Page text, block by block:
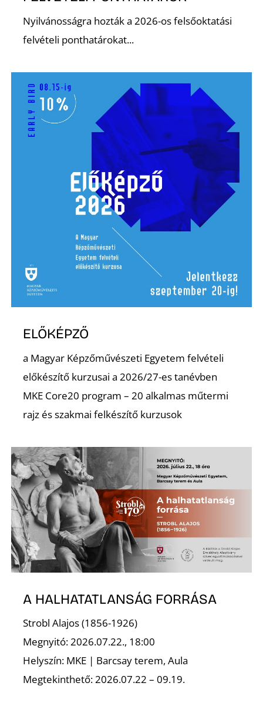
Nyilvánosságra hozták a 2026-os felsőoktatási
felvételi ponthatárokat...
ELŐKÉPZŐ
a Magyar Képzőművészeti Egyetem felvételi
előkészítő kurzusai a 2026/27-es tanévben
MKE Core20 program – 20 alkalmas műtermi
rajz és szakmai felkészítő kurzusok
A HALHATATLANSÁG FORRÁSA
Strobl Alajos (1856-1926)
Megnyitó: 2026.07.22., 18:00
Helyszín: MKE | Barcsay terem, Aula
Megtekinthető: 2026.07.22 – 09.19.